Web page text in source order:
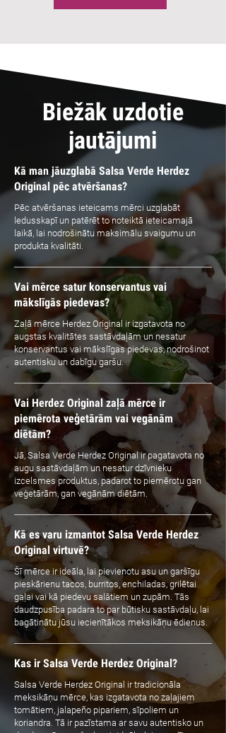
Biežāk uzdotie
jautājumi
Kā man jāuzglabā Salsa Verde Herdez
Original pēc atvēršanas?
Pēc atvēršanas ieteicams mērci uzglabāt
ledusskapī un patērēt to noteiktā ieteicamajā
laikā, lai nodrošinātu maksimālu svaigumu un
produkta kvalitāti.
Vai mērce satur konservantus vai
mākslīgās piedevas?
Zaļā mērce Herdez Original ir izgatavota no
augstas kvalitātes sastāvdaļām un nesatur
konservantus vai mākslīgas piedevas, nodrošinot
autentisku un dabīgu garšu.
Vai Herdez Original zaļā mērce ir
piemērota veģetārām vai vegānām
diētām?
Jā, Salsa Verde Herdez Original ir pagatavota no
augu sastāvdaļām un nesatur dzīvnieku
izcelsmes produktus, padarot to piemērotu gan
veģetārām, gan vegānām diētām.
Kā es varu izmantot Salsa Verde Herdez
Original virtuvē?
Šī mērce ir ideāla, lai pievienotu asu un garšīgu
pieskārienu tacos, burritos, enchiladas, grilētai
gaļai vai kā piedevu salātiem un zupām. Tās
daudzpusība padara to par būtisku sastāvdaļu, lai
bagātinātu jūsu iecienītākos meksikāņu ēdienus.
Kas ir Salsa Verde Herdez Original?
Salsa Verde Herdez Original ir tradicionāla
meksikāņu mērce, kas izgatavota no zaļajiem
tomātiem, jalapeño pipariem, sīpoliem un
koriandra. Tā ir pazīstama ar savu autentisko un